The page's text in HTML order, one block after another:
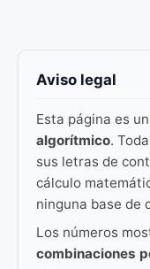
Aviso legal
Esta página es un
algorítmico.
sus letras de
cálculo
ninguna base de
Los números
combinaciones